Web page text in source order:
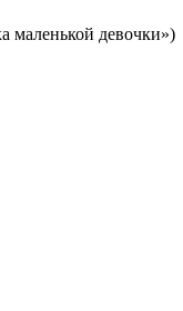
маленькой девочки»)